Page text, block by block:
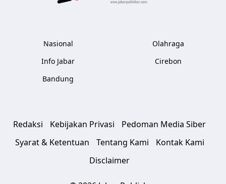
Nasional
Info Jabar
Bandung
Olahraga
Cirebon
Redaksi Kebijakan Privasi
Pedoman Media Siber
Syarat & Ketentuan
Tentang Kami
Kontak Kami
Disclaimer